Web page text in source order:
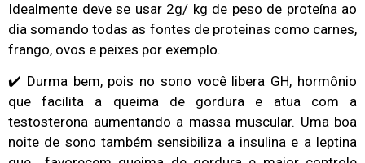
Idealmente deve se usar 2g/ kg de peso de proteína ao
dia somando todas as fontes de proteinas como carnes,
frango, ovos e peixes por exemplo.
✔️ Durma bem, pois no sono você libera GH, hormônio
que facilita a queima de gordura e atua com a
testosterona aumentando a massa muscular. Uma boa
noite de sono também sensibiliza a insulina e a leptina